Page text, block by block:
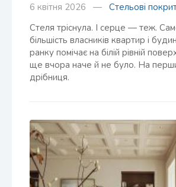
6 квітня 2026 — Стельові
Стеля тріснула. І серце — теж.
більшість власників квартир і
ранку помічає на білій рівній
ще вчора наче й не було. На
дрібниця.